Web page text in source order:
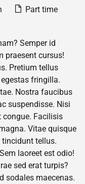
Part time
Semper id
praesent cursus!
Pretium tellus
fringilla.
Nostra faucibus
suspendisse. Nisi
Facilisis
Vitae quisque
tellus.
laoreet est odio!
sed erat turpis?
sodales maecenas.